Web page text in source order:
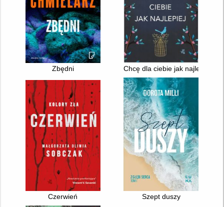
Zbędni Chcę dla ciebie jak najlepiej
Czerwień Szept duszy